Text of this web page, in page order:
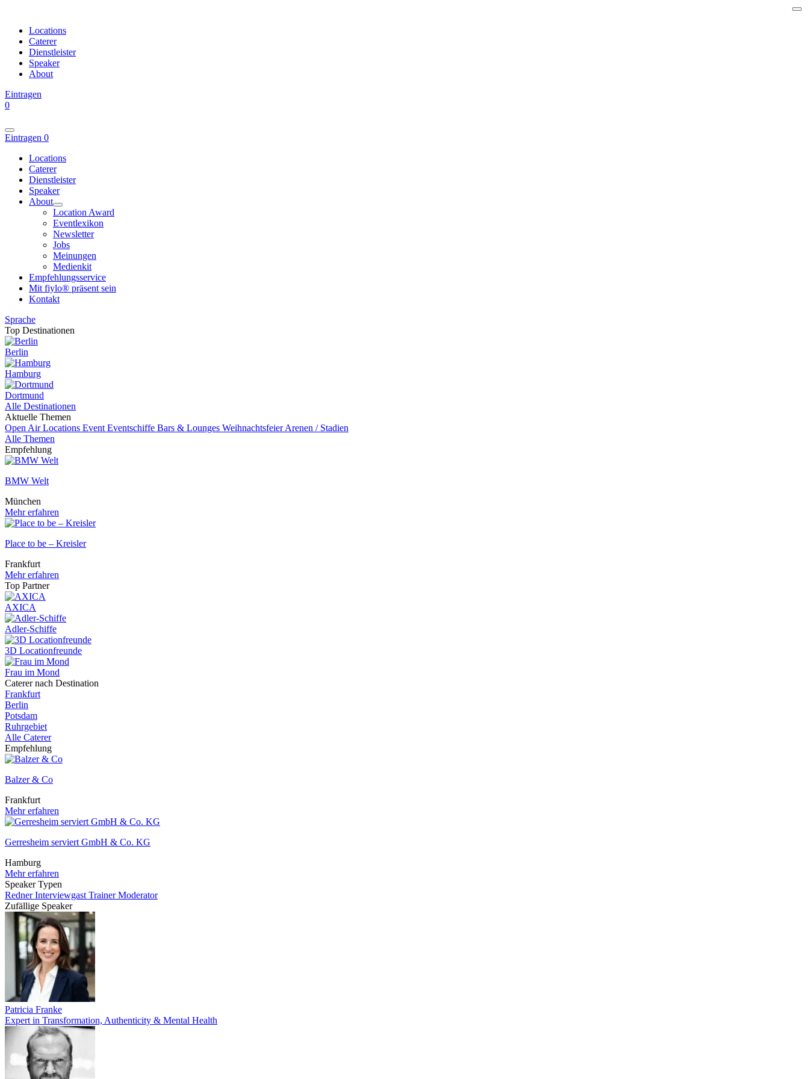
Locations
Caterer
Dienstleister
Speaker
About
Eintragen
0
Eintragen 0
Locations
Caterer
Dienstleister
Speaker
About
Location Award
Eventlexikon
Newsletter
Jobs
Meinungen
Medienkit
Empfehlungsservice
Mit fiylo® präsent sein
Kontakt
Sprache
Top Destinationen
Berlin
Hamburg
Dortmund
Alle Destinationen
Aktuelle Themen
Open Air Locations Event Eventschiffe Bars & Lounges WeihnachtsfeierArenen / Stadien
Alle Themen
Empfehlung
BMW Welt
München
Mehr erfahren
Place to be – Kreisler
Frankfurt
Mehr erfahren
Top Partner
AXICA
Adler-Schiffe
3D Locationfreunde
Frau im Mond
Caterer nach Destination
Frankfurt
Berlin
Potsdam
Ruhrgebiet
Alle Caterer
Empfehlung
Balzer & Co
Frankfurt
Mehr erfahren
Gerresheim serviert GmbH & Co. KG
Hamburg
Mehr erfahren
Speaker Typen
RednerInterviewgast TrainerModerator
Zufällige Speaker
Patricia Franke
Expert in Transformation, Authenticity & Mental Health